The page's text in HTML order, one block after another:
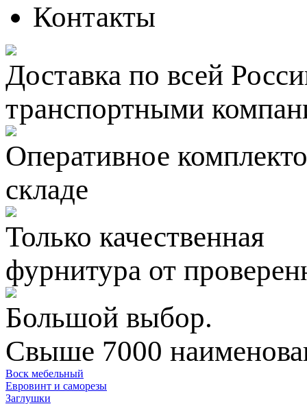
Контакты
Доставка по всей
транспортными
Оперативное
складе
Только качественная
фурнитура от
Большой выбор.
Свыше 7000
Воск мебельный
Евровинт и саморезы
Заглушки